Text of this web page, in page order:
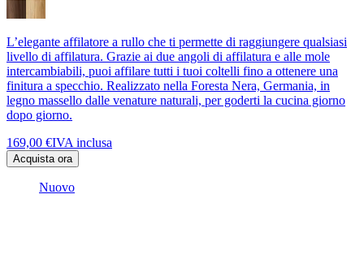
L’elegante affilatore a rullo che ti permette di raggiungere qualsiasi
livello di affilatura. Grazie ai due angoli di affilatura e alle mole
intercambiabili, puoi affilare tutti i tuoi coltelli fino a ottenere una
finitura a specchio. Realizzato nella Foresta Nera, Germania, in
legno massello dalle venature naturali, per goderti la cucina giorno
dopo giorno.
169,00 €IVA inclusa
Acquista ora
Nuovo